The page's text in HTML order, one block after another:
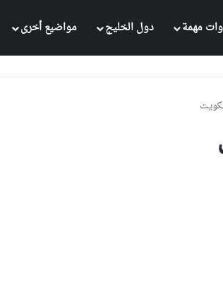
مهمة دول الخليج مواضيع أخرى